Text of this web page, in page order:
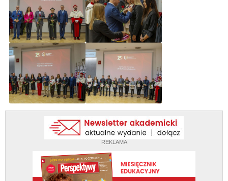
REKLAMA